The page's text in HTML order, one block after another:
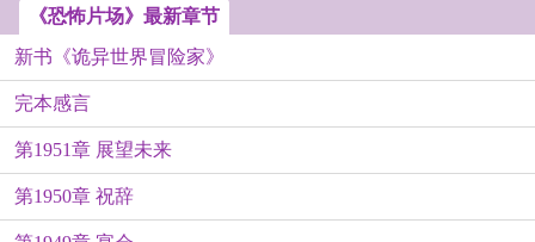
《恐怖片场》最新章节
新书《诡异世界冒险家》
完本感言
第1951章 展望未来
第1950章 祝辞